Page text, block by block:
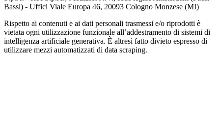
Bassi) - Uffici Viale Europa 46, 20093 Cologno Monzese (MI)
Rispetto ai contenuti e ai dati personali trasmessi e/o riprodotti è
vietata ogni utilizzazione funzionale all’addestramento di sistemi di
intelligenza artificiale generativa. È altresì fatto divieto espresso di
utilizzare mezzi automatizzati di data scraping.